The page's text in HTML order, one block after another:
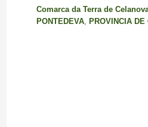
Comarca da Terra de
PONTEDEVA, PROVINCIA DE